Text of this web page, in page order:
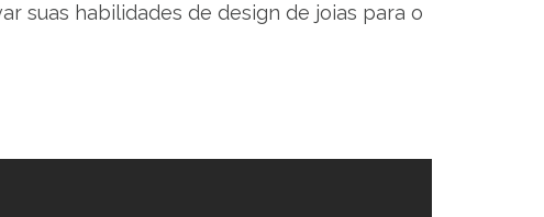
suas habilidades de design de joias para o